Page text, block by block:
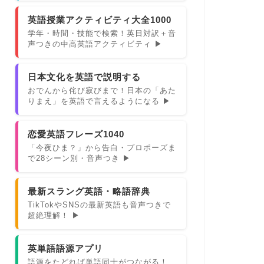
英語授業アクティビティ大全1000
学年・時間・技能で検索！英日対訳＋音
声つきの中高英語アクティビティ ▶
日本文化を英語で説明する
おでんから侘び寂びまで！日本の「あた
りまえ」を英語で言えるようになる ▶
恋愛英語フレーズ1040
「今夜ひま？」から告白・プロポーズま
で28シーン別・音声つき ▶
最新スラング英語・略語辞典
TikTokやSNSの最新英語も音声つきで
超絶理解！ ▶
英単語語源アプリ
語源をたどれば単語同士がつながる！